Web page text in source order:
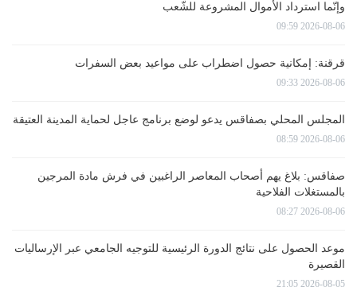
وإنّما استرداد الأموال المشروعة للشّعب
2026-08-06 09:59
قرقنة: إمكانية حصول اضطراب على مواعيد بعض السفرات
2026-08-06 09:33
المجلس المحلي بصفاقس يدعو لوضع برنامج عاجل لحماية المدينة العتيقة
2026-08-06 08:59
صفاقس: بلاغ يهم أصحاب المعاصر الراغبين في فرش مادة المرجين
بالمستغلات الفلاحية
2026-08-06 08:27
موعد الحصول على نتائج الدورة الرئيسية للتوجيه الجامعي عبر الإرساليات
القصيرة
2026-08-05 21:05